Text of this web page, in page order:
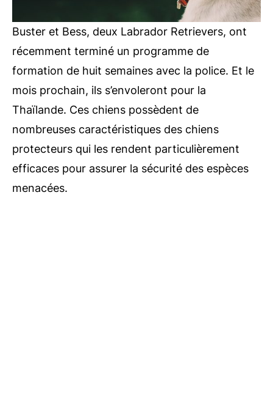
Buster et Bess, deux Labrador Retrievers, ont
récemment terminé un programme de
formation de huit semaines avec la police. Et le
mois prochain, ils s’envoleront pour la
Thaïlande. Ces chiens possèdent de
nombreuses caractéristiques des chiens
protecteurs qui les rendent particulièrement
efficaces pour assurer la sécurité des espèces
menacées.